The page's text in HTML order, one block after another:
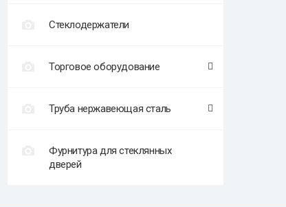
Стеклодержатели
Торговое оборудование
Труба нержавеющая сталь
Фурнитура для стеклянных
дверей